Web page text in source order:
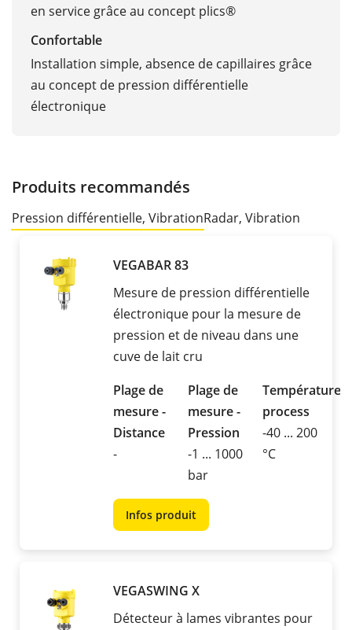
en service grâce au concept plics®
Confortable
Installation simple, absence de capillaires grâce
au concept de pression différentielle
électronique
Produits recommandés
Pression différentielle, VibrationRadar, Vibration
VEGABAR 83
Mesure de pression différentielle
électronique pour la mesure de
pression et de niveau dans une
cuve de lait cru
Plage de
mesure -
Distance
-
Plage de
mesure -
Pression
-1 ... 1000
bar
Température
process
-40 ... 200
°C
Infos produit
VEGASWING X
Détecteur à lames vibrantes pour